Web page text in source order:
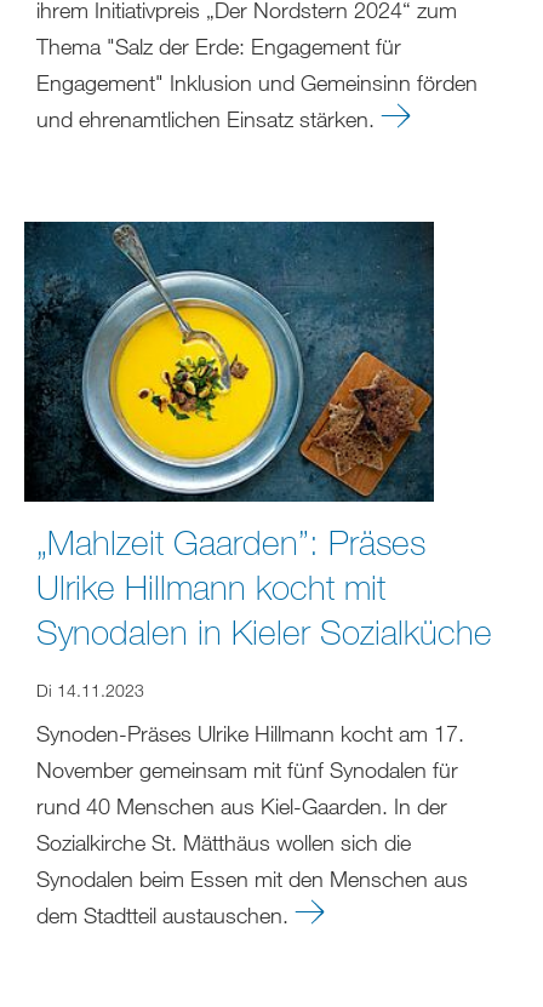
ihrem Initiativpreis „Der Nordstern 2024“ zum
Thema "Salz der Erde: Engagement für
Engagement" Inklusion und Gemeinsinn förden
und ehrenamtlichen Einsatz stärken.
„Mahlzeit Gaarden”: Präses
Ulrike Hillmann kocht mit
Synodalen in Kieler Sozialküche
Di 14.11.2023
Synoden-Präses Ulrike Hillmann kocht am 17.
November gemeinsam mit fünf Synodalen für
rund 40 Menschen aus Kiel-Gaarden. In der
Sozialkirche St. Mätthäus wollen sich die
Synodalen beim Essen mit den Menschen aus
dem Stadtteil austauschen.